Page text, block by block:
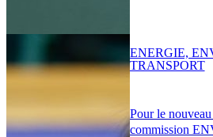
Pour le
commission
ENERGIE,
TRANSPORT